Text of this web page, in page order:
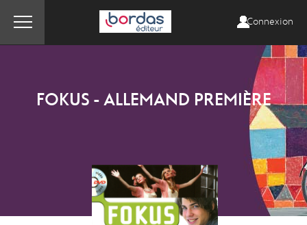
Connexion
FOKUS - ALLEMAND PREMIÈRE